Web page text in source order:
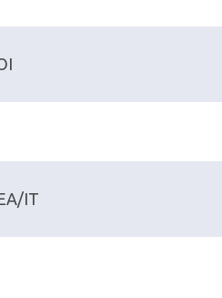
IT